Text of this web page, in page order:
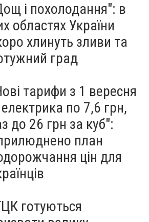
і похолодання": в
областях України
хлинуть зливи та
град
тарифи з 1 вересня
по 7,6 грн,
до 26 грн за куб":
план
цін для
готуються